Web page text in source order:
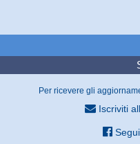
Per ricevere gli
Iscriviti